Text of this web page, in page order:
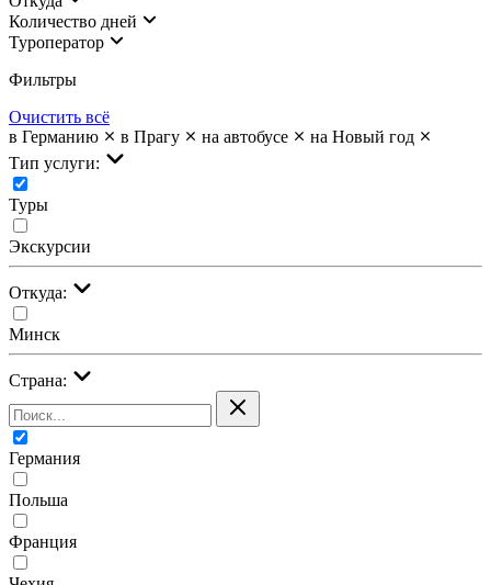
Количество дней
Туроператор
Фильтры
Очистить всё
в Германию
в Прагу на автобусе
на Новый год
Тип услуги:
Туры
Экскурсии
Откуда:
Минск
Страна:
Германия
Польша
Франция